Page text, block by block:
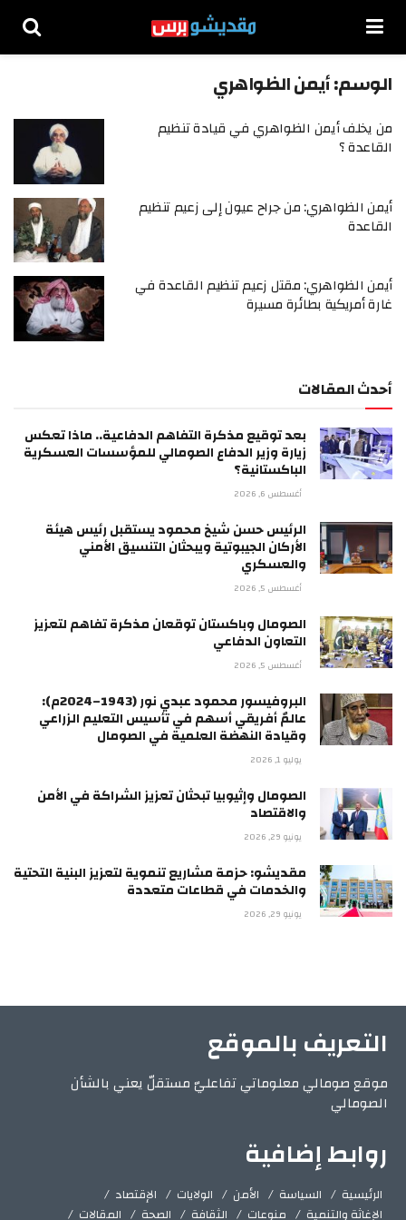
الوسم:أيمن الظواهري
من يخلف أيمن الظواهري في قيادة تنظيم
القاعدة ؟
أيمن الظواهري: من جراح عيون إلى زعيم تنظيم
القاعدة
أيمن الظواهري: مقتل زعيم تنظيم القاعدة في
غارة أمريكية بطائرة مسيرة
أحدث المقالات
بعد توقيع مذكرة التفاهم الدفاعية.. ماذا تعكس
زيارة وزير الدفاع الصومالي للمؤسسات العسكرية
الباكستانية؟
أغسطس 6, 2026
الرئيس حسن شيخ محمود يستقبل رئيس هيئة
الأركان الجيبوتية ويبحثان التنسيق الأمني
والعسكري
أغسطس 5, 2026
الصومال وباكستان توقعان مذكرة تفاهم لتعزيز
التعاون الدفاعي
أغسطس 5, 2026
البروفيسور محمود عبدي نور (1943–2024م):
عالمٌ أفريقي أسهم في تأسيس التعليم الزراعي
وقيادة النهضة العلمية في الصومال
يوليو 1, 2026
الصومال وإثيوبيا تبحثان تعزيز الشراكة في الأمن
والاقتصاد
يونيو 29, 2026
مقديشو: حزمة مشاريع تنموية لتعزيز البنية التحتية
والخدمات في قطاعات متعددة
يونيو 29, 2026
التعريف بالموقع
موقع صومالي معلوماتي تفاعليّ مستقلّ يعني بالشأن
الصومالي
روابط إضافية
الرئيسية السياسة الأمن الولايات
الإقتصاد
الإغاثة والتنمية
منوعات الثقافة الصحة المقالات